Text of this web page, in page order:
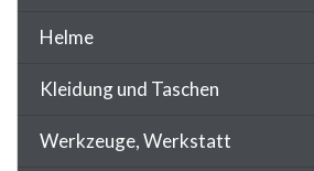
Helme
Kleidung und Taschen
Werkzeuge, Werkstatt